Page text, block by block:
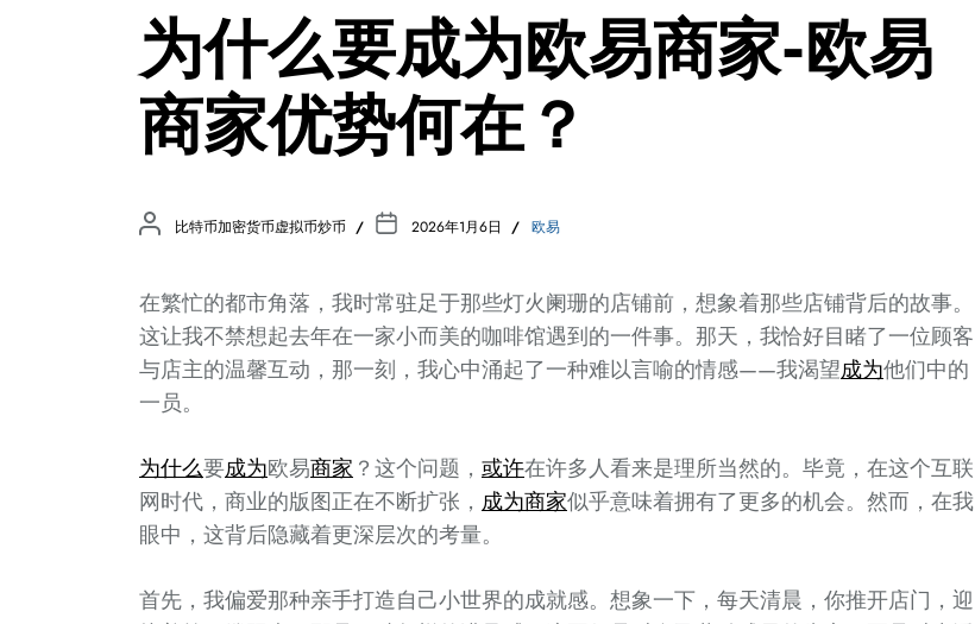
为什么要成为欧易商家-欧易
商家优势何在？
比特币加密货币虚拟币炒币 2026年1月6日 欧易
在繁忙的都市角落，我时常驻足于那些灯火阑珊的店铺前，想象着那些店铺背后的故事。
这让我不禁想起去年在一家小而美的咖啡馆遇到的一件事。那天，我恰好目睹了一位顾客
与店主的温馨互动，那一刻，我心中涌起了一种难以言喻的情感——我渴望成为他们中的
一员。
为什么要成为欧易商家？这个问题， 或许在许多人看来是理所当然的。毕竟，在这个互联
网时代，商业的版图正在不断扩张， 成为商家似乎意味着拥有了更多的机会。然而，在我
眼中，这背后隐藏着更深层次的考量。
首先，我偏爱那种亲手打造自己小世界的成就感。想象一下，每天清晨，你推开店门，迎